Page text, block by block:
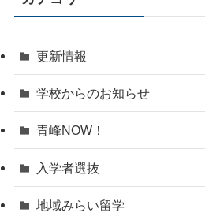
更新情報
学校からのお知らせ
青峰NOW！
入学者選抜
地域みらい留学